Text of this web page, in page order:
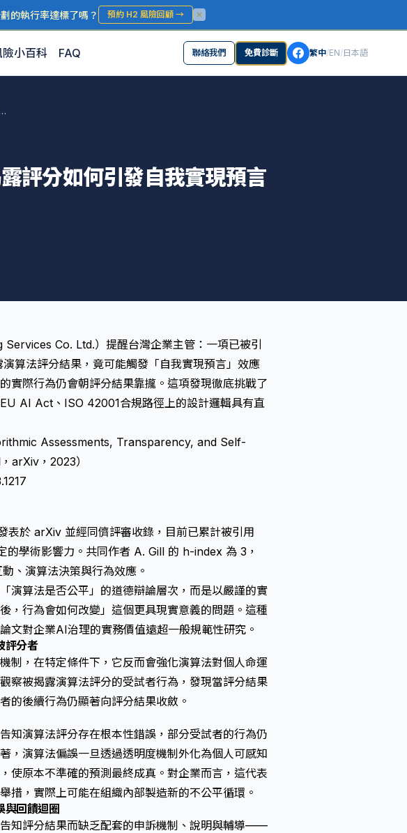
的執行率達標了嗎？ 預約 H2 風險回顧 →
險小百科 FAQ 聯絡我們 免費診斷 繁中/EN/日本語
演算法透明度的悖論：揭露評分如何引發自我實現預言與AI治理新挑戰
評分如何引發自我實現預言
Co. Ltd.）提醒台灣企業主管：一項已被引
算法評分結果，竟可能觸發「自我實現預言」效應
際行為仍會朝評分結果靠攏。這項發現徹底挑戰了
AI Act、ISO 42001合規路徑上的設計邏輯具有直
Assessments, Transparency, and Self-
arXiv，2023）
於 arXiv 並經同儕評審收錄，目前已累計被引用
學術影響力。共同作者 A. Gill 的 h-index 為 3，
、演算法決策與行為效應。
演算法是否公平」的道德辯論層次，而是以嚴謹的實
，行為會如何改變」這個更具現實意義的問題。這種
文對企業AI治理的實務價值遠超一般規範性研究。
評分者
制，在特定條件下，它反而會強化演算法對個人命運
察被揭露演算法評分的受試者行為，發現當評分結果
的後續行為仍顯著向評分結果收斂。
知演算法評分存在根本性錯誤，部分受試者的行為仍
， 演算法偏誤一旦透過透明度機制外化為個人可感知
使原本不準確的預測最終成真。對企業而言，這代表
措，實際上可能在組織內部製造新的不公平循環。
與回饋迴圈
知評分結果而缺乏配套的申訴機制、說明與輔導——